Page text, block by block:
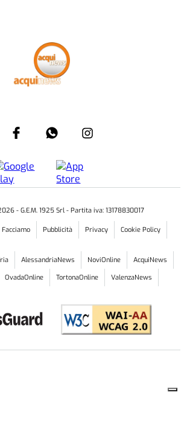
- G.E.M. 1925 Srl - Partita iva: 13178830017
Facciamo Pubblicità Privacy Cookie Policy
AlessandriaNews NoviOnline
AcquiNews
OvadaOnline TortonaOnline ValenzaNews